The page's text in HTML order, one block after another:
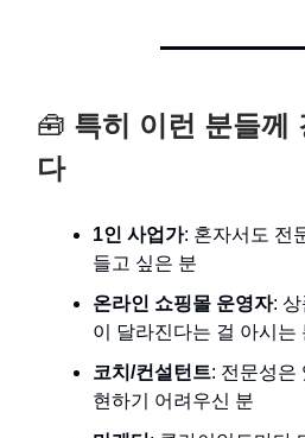
🧰 특히 이런 분들께
다
1인 사업가: 혼자서도 전
들고 싶은 분
온라인 쇼핑몰 운영자:
이 달라진다는 걸 아시는
코치/컨설턴트: 전문성은
현하기 어려우신 분